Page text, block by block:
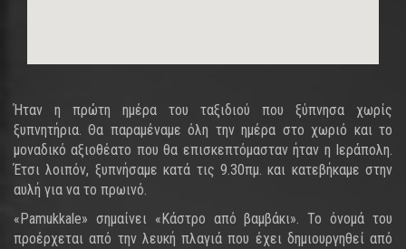
Ήταν η πρώτη ημέρα του ταξιδιού που ξύπνησα χωρίς
ξυπνητήρια. Θα παραμέναμε όλη την ημέρα στο χωριό και το
μοναδικό αξιοθέατο που θα επισκεπτόμασταν ήταν η Ιεράπολη.
Έτσι λοιπόν, ξυπνήσαμε κατά τις 9.30πμ. και κατεβήκαμε στην
αυλή για να το πρωινό.
«Pamukkale» σημαίνει «Κάστρο από βαμβάκι». Το όνομά του
προέρχεται από την λευκή πλαγιά που έχει δημιουργηθεί από